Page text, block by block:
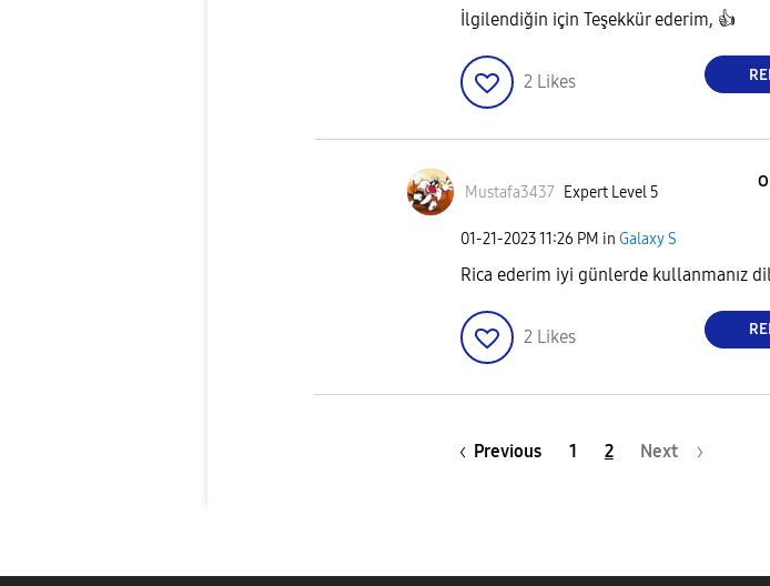
İlgilendiğin için Teşekkür ederim, 👍
2 Likes
Mustafa3437 Expert Level 5
‎01-21-202311:26 PM in Galaxy S
Rica ederim iyi günlerde kullanmanız
2 Likes
Previous 1 2 Next